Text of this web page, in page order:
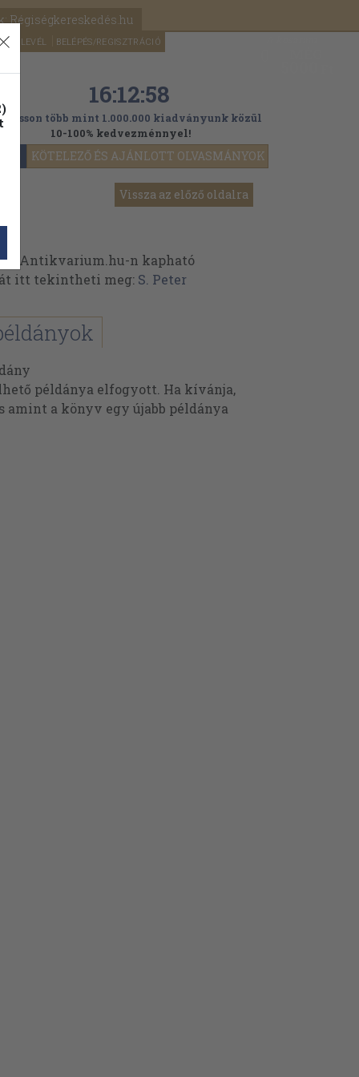
Régiségkereskedés.hu
HÍRLEVÉL BELÉPÉS/REGISZTRÁCIÓ
KÖTELEZŐ ÉS AJÁNLOTT OLVASMÁNYOK
16:12:56
több mint 1.000.000 kiadványunk közül
10-100% kedvezménnyel!
Vissza az előző oldalra
az Antikvarium.hu-n kapható
itt tekintheti meg: S. Peter
példánya elfogyott. Ha kívánja,
amint a könyv egy újabb példánya